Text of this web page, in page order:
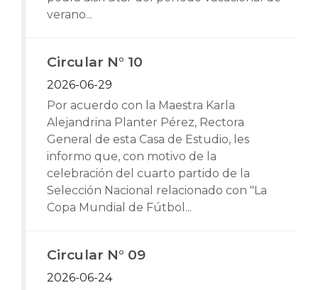
verano...
Circular N° 10
2026-06-29
Por acuerdo con la Maestra Karla
Alejandrina Planter Pérez, Rectora
General de esta Casa de Estudio, les
informo que, con motivo de la
celebración del cuarto partido de la
Selección Nacional relacionado con "La
Copa Mundial de Fútbol...
Circular N° 09
2026-06-24